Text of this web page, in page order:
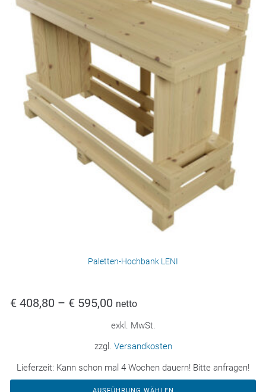
Paletten-Hochbank LENI
€ 408,80 – € 595,00 netto
exkl. MwSt.
zzgl. Versandkosten
Lieferzeit: Kann schon mal 4 Wochen dauern! Bitte anfragen!
AUSFÜHRUNG WÄHLEN